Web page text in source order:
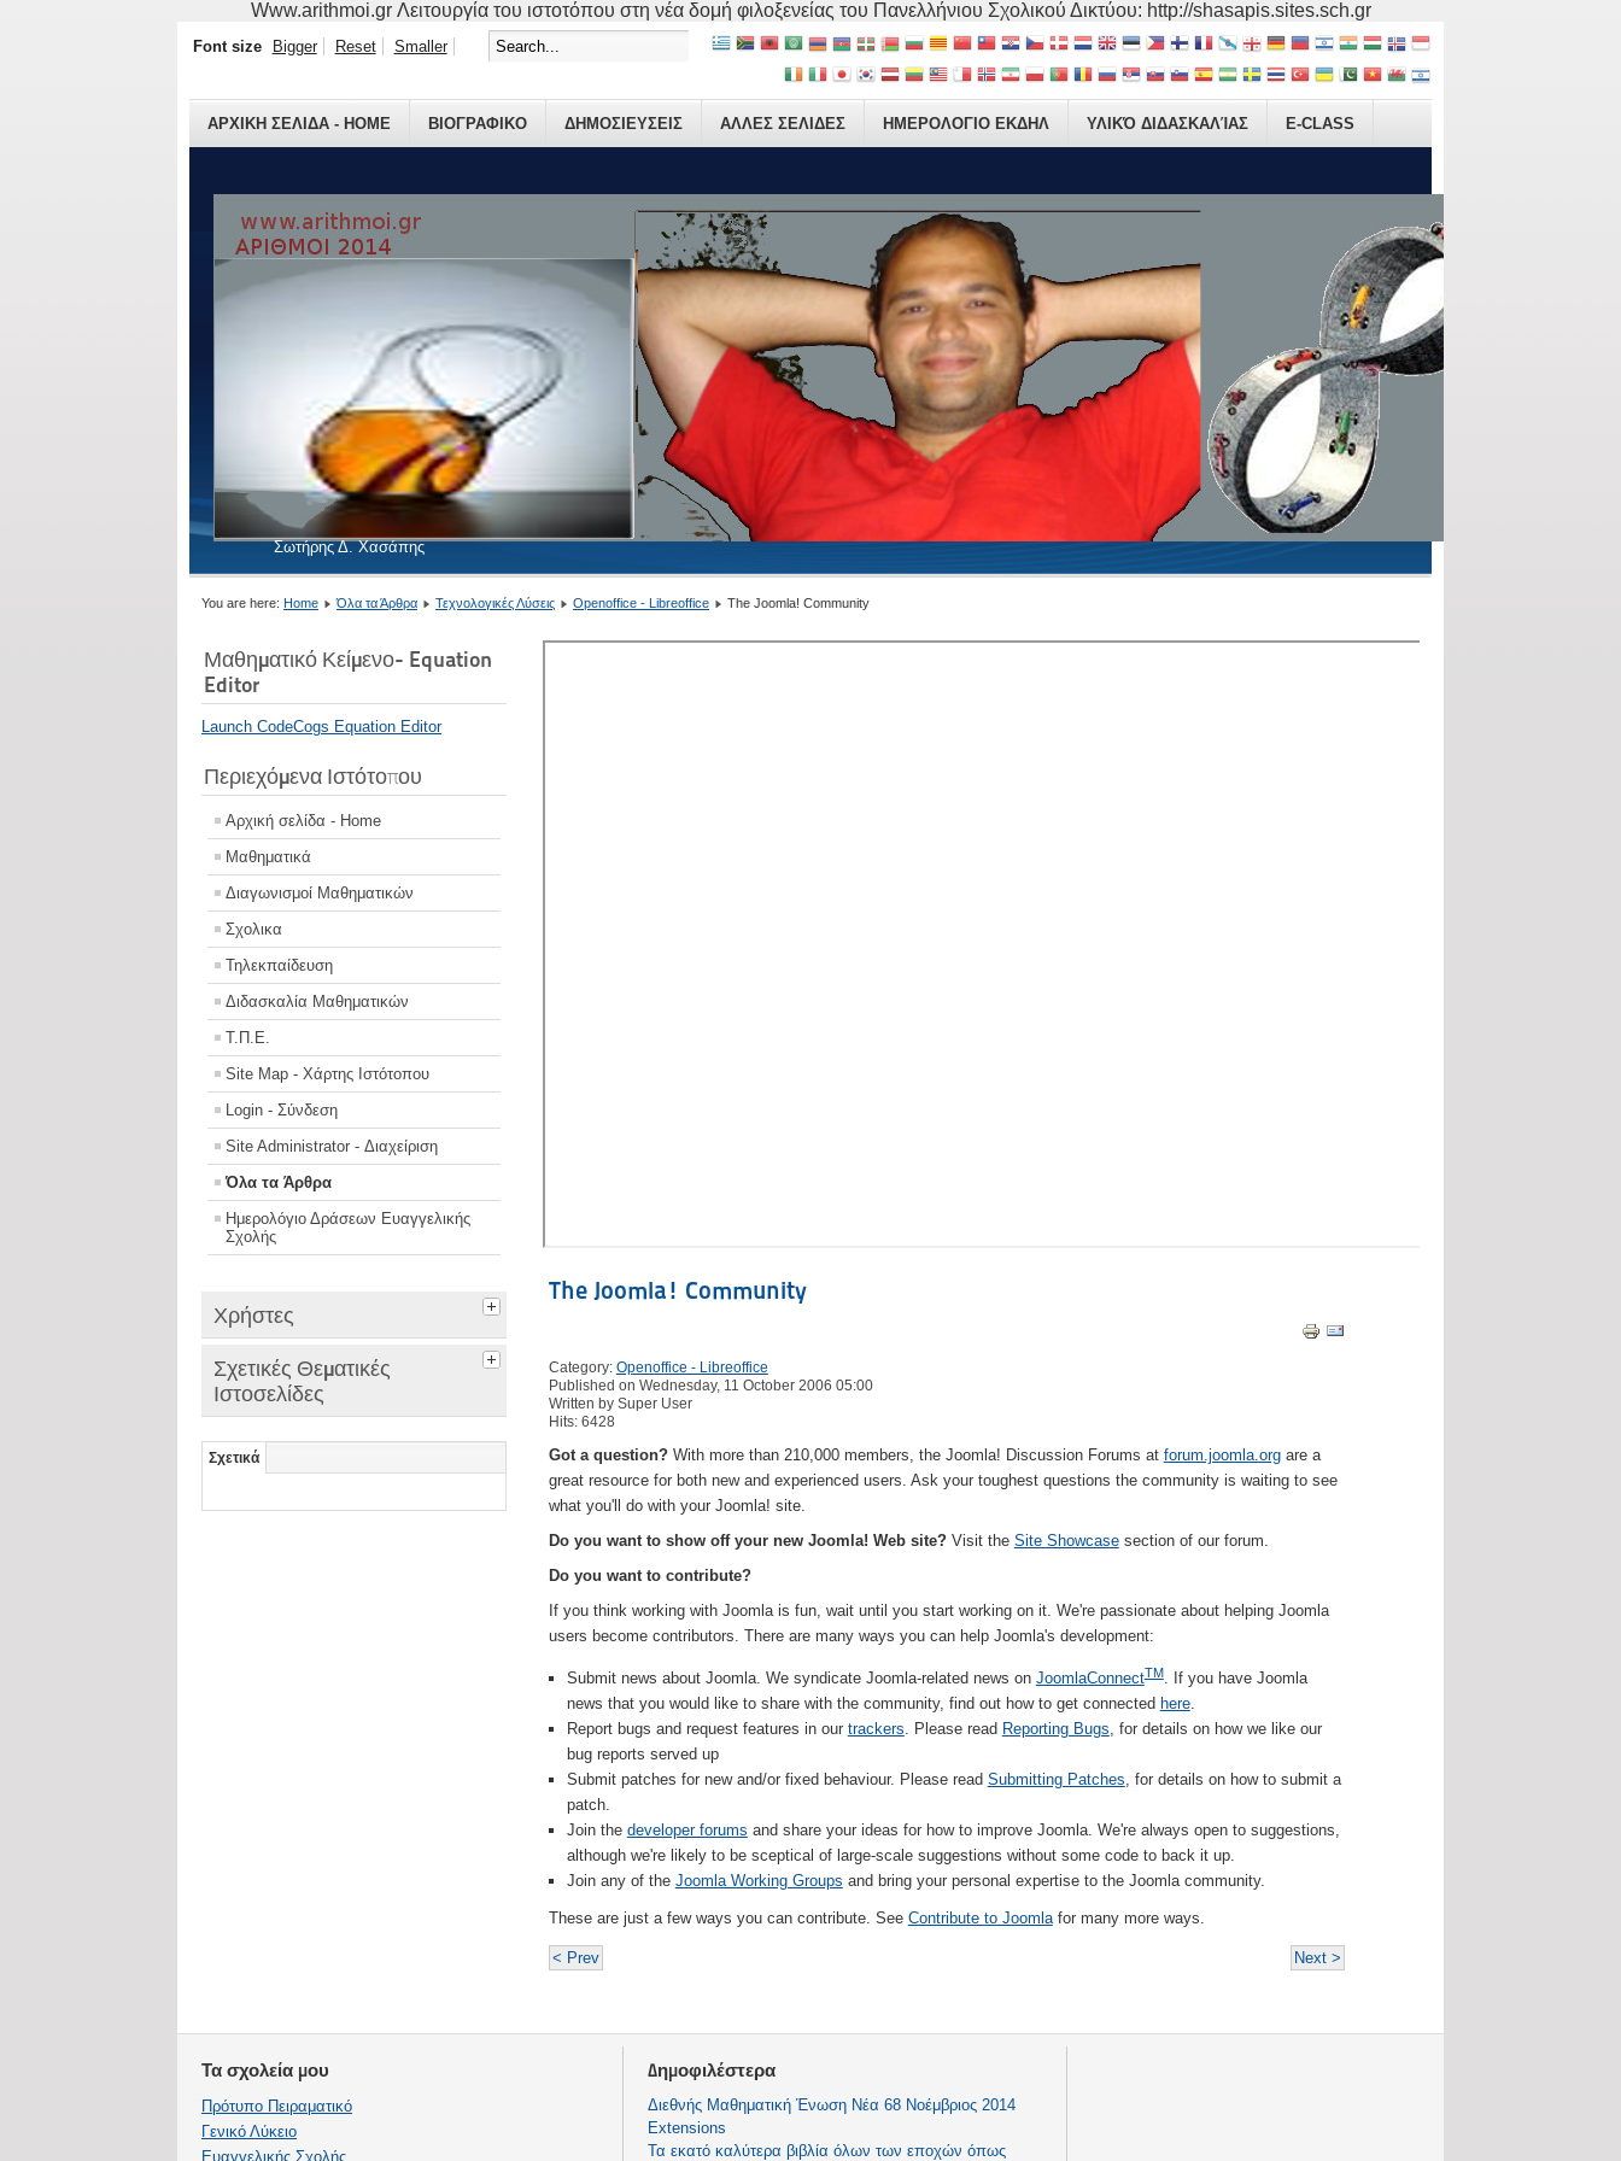
Www.arithmoi.gr Λειτουργία του ιστοτόπου στη νέα δομή φιλοξενείας του Πανελλήνιου Σχολικού Δικτύου: http://shasapis.sites.sch.gr
Σωτήρης Δ. Χασάπης
ΑΡΧΙΚΗ ΣΕΛΙΔΑ - HOME ΒΙΟΓΡΑΦΙΚO ΔΗΜΟΣΙΕΥΣΕΙΣ ΑΛΛΕΣ ΣΕΛΙΔΕΣ ΗΜΕΡΟΛΟΓΙΟ ΕΚΔΗΛ ΥΛΙΚΌ ΔΙΔΑΣΚΑΛΊΑΣ E-CLASS
Font size Bigger Reset Smaller
You are here: Home Όλα τα Άρθρα Τεχνολογικές Λύσεις Openoffice - Libreoffice The Joomla! Community
Μαθηματικό Κείμενο- Equation
Editor
Launch CodeCogs Equation Editor
Περιεχόμενα Ιστότοπου
Αρχική σελίδα - Home
Μαθηματικά
Διαγωνισμοί Μαθηματικών
Σχολικα
Τηλεκπαίδευση
Διδασκαλία Μαθηματικών
Τ.Π.Ε.
Site Map - Χάρτης Ιστότοπου
Login - Σύνδεση
Site Administrator - Διαχείριση
Όλα τα Άρθρα
Ημερολόγιο Δράσεων Ευαγγελικής
Σχολής
Χρήστες
Σχετικές Θεματικές
Ιστοσελίδες
Σχετικά
The Joomla! Community
Category: Openoffice - Libreoffice
Published on Wednesday, 11 October 2006 05:00
Written by Super User
Hits: 6428
Got a question? With more than 210,000 members, the Joomla! Discussion Forums at forum.joomla.orgare a
great resource for both new and experienced users. Ask your toughest questions the community is waiting to see
what you'll do with your Joomla! site.
Do you want to show off your new Joomla! Web site?Visit the Site Showcasesection of our forum.
Do you want to contribute?
If you think working with Joomla is fun, wait until you start working on it. We're passionate about helping Joomla
users become contributors. There are many ways you can help Joomla's development:
Submit news about Joomla. We syndicate Joomla-related news on JoomlaConnectTM. If you have Joomla
news that you would like to share with the community, find out how to get connected here.
Report bugs and request features in our trackers . Please read Reporting Bugs , for details on how we like our
bug reports served up
Submit patches for new and/or fixed behaviour. Please read Submitting Patches , for details on how to submit a
patch.
Join the developer forums and share your ideas for how to improve Joomla. We're always open to suggestions,
although we're likely to be sceptical of large-scale suggestions without some code to back it up.
Join any of the Joomla Working Groups and bring your personal expertise to the Joomla community.
These are just a few ways you can contribute. See Contribute to Joomlafor many more ways.
< Prev Next >
Τα σχολεία μου
Πρότυπο Πειραματικό
Γενικό Λύκειο
Ευαγγελικής Σχολής
Δημοφιλέστερα
Διεθνής Μαθηματική Ένωση Νέα 68 Νοέμβριος 2014
Extensions
Τα εκατό καλύτερα βιβλία όλων των εποχών όπως